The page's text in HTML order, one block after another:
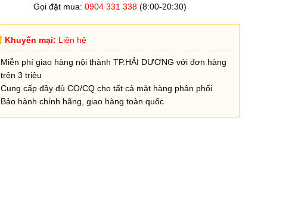
Gọi đặt mua:0904 331 338 (8:00-20:30)
Khuyến mại: Liên hệ
Miễn phí giao hàng nội thành TP.HẢI DƯƠNG với đơn hàng
trên 3 triệu
Cung cấp đầy đủ CO/CQ cho tất cả mặt hàng phân phối
Bảo hành chính hãng, giao hàng toàn quốc